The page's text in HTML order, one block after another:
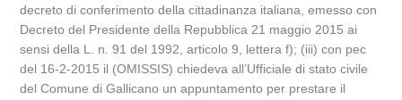
decreto di conferimento della cittadinanza italiana, emesso con
Decreto del Presidente della Repubblica 21 maggio 2015 ai
sensi della L. n. 91 del 1992, articolo 9, lettera f); (iii) con pec
del 16-2-2015 il (OMISSIS) chiedeva all’Ufficiale di stato civile
del Comune di Gallicano un appuntamento per prestare il